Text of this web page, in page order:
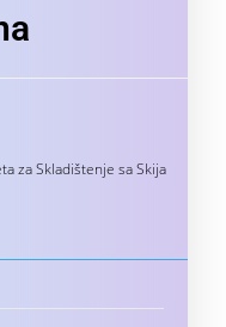
za Skladištenje sa Skija